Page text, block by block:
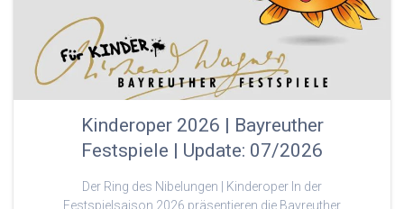
Kinderoper 2026 | Bayreuther
Festspiele | Update: 07/2026
Der Ring des Nibelungen | Kinderoper In der
Festspielsaison 2026 präsentieren die Bayreuther